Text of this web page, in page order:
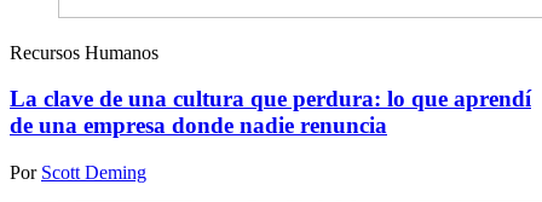
Recursos Humanos
La clave de una cultura que perdura: lo que aprendí
de una empresa donde nadie renuncia
Por Scott Deming